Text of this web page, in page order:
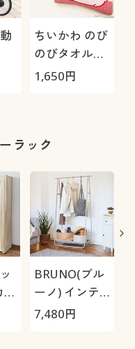
ちいかわ のび
のびタオル地
枕カバー
1,650円
ラック
BRUNO(ブル
ーノ) インテ
リアハンガー
7,480円